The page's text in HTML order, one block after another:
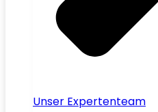
Unser Expertenteam